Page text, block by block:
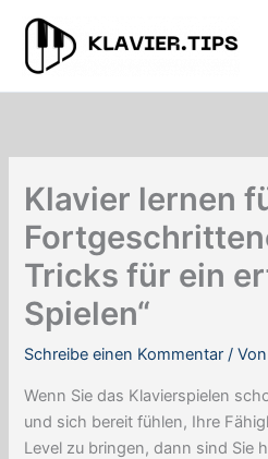
springen
Klavier lernen
Tricks für ein
Spielen“
Schreibe einen Kommentar / Von
Wenn Sie das Klavierspielen
und sich bereit fühlen, Ihre
Level zu bringen, dann sind Sie